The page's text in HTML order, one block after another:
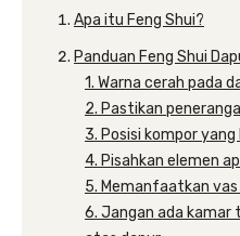
Apa itu Feng Shui?‌
Panduan Feng Shui
1. Warna cerah pada
2. Pastikan
3. Posisi kompor yang
4. Pisahkan elemen
5. Memanfaatkan
6. Jangan ada kamar